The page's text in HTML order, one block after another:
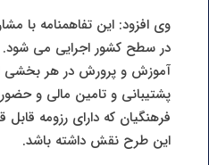
وی افزود: این تفاهمنامه با
در سطح کشور اجرایی می شود.
آموزش و پرورش در هر بخشی
پشتیبانی و تامین مالی و
فرهنگیان که دارای رزومه
این طرح نقش داشته باشد.